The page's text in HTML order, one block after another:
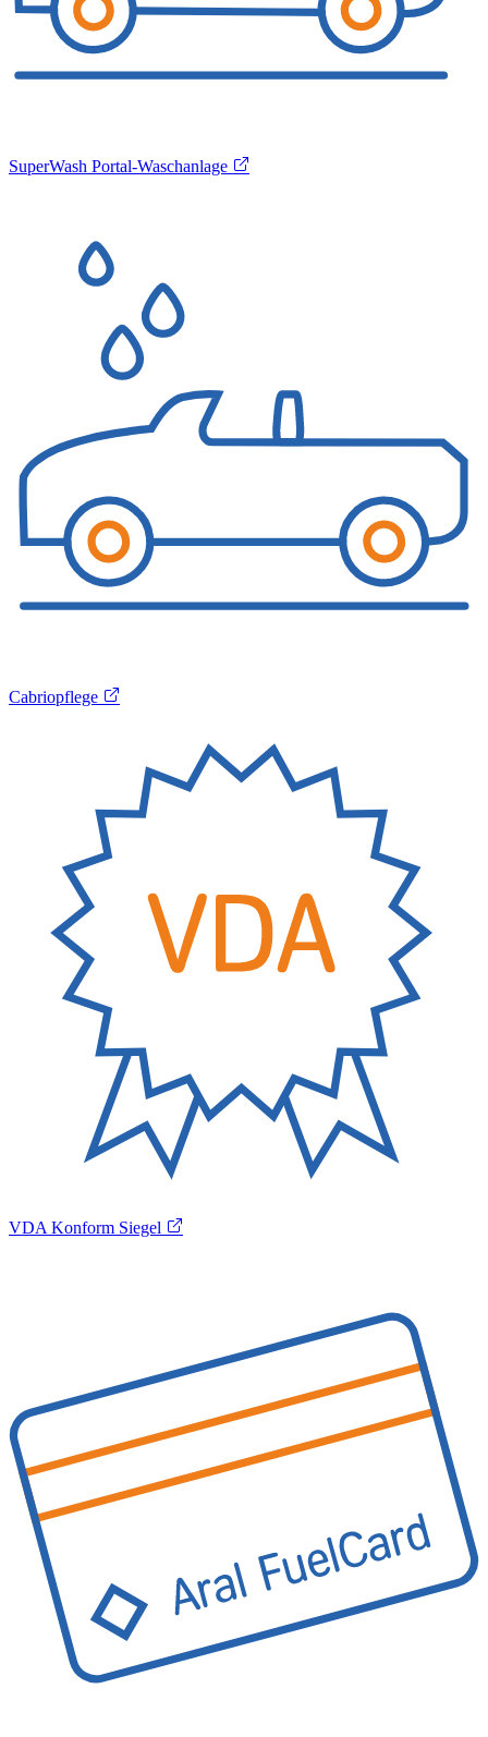
SuperWash Portal-Waschanlage
Cabriopflege
VDA Konform Siegel